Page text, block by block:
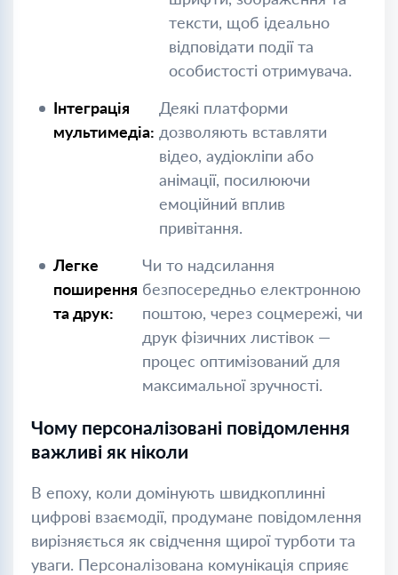
тексти, щоб ідеально
відповідати події та
особистості отримувача.
Інтеграція
мультимедіа:
Деякі платформи
дозволяють вставляти
відео, аудіокліпи або
анімації, посилюючи
емоційний вплив
привітання.
Легке
поширення
та друк:
Чи то надсилання
безпосередньо електронною
поштою, через соцмережі, чи
друк фізичних листівок —
процес оптимізований для
максимальної зручності.
Чому персоналізовані повідомлення
важливі як ніколи
В епоху, коли домінують швидкоплинні
цифрові взаємодії, продумане повідомлення
вирізняється як свідчення щирої турботи та
уваги. Персоналізована комунікація сприяє